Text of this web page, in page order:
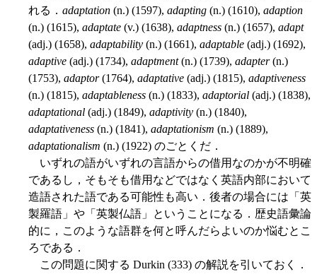
れる． adaptation (n.) (1597), adapting (n.) (1610), adaption
(n.) (1615), adaptate (v.) (1638), adaptness (n.) (1657), adapt
(adj.) (1658), adaptability (n.) (1661), adaptable (adj.) (1692),
adaptive (adj.) (1734), adaptment(n.) (1739), adapter(n.)
(1753), adaptor(1764), adaptative (adj.) (1815), adaptiveness
(n.) (1815), adaptableness (n.) (1833), adaptorial (adj.) (1838),
adaptational (adj.) (1849), adaptivity (n.) (1840),
adaptativeness (n.) (1841), adaptationism (n.) (1889),
adaptationalism (n.) (1922) のごとくだ．
いずれの語がいずれの言語からの借用なのかが不明確
であるし，そもそも借用などではなく英語内部において
造語された語である可能性も高い．後者の場合には「英
製羅語」や「英製仏語」ということになる．歴史語彙論
的に，このような語群を何と呼んだらよいのか悩むとこ
ろである．
この問題に関する Durkin (333) の解説を引いておく．